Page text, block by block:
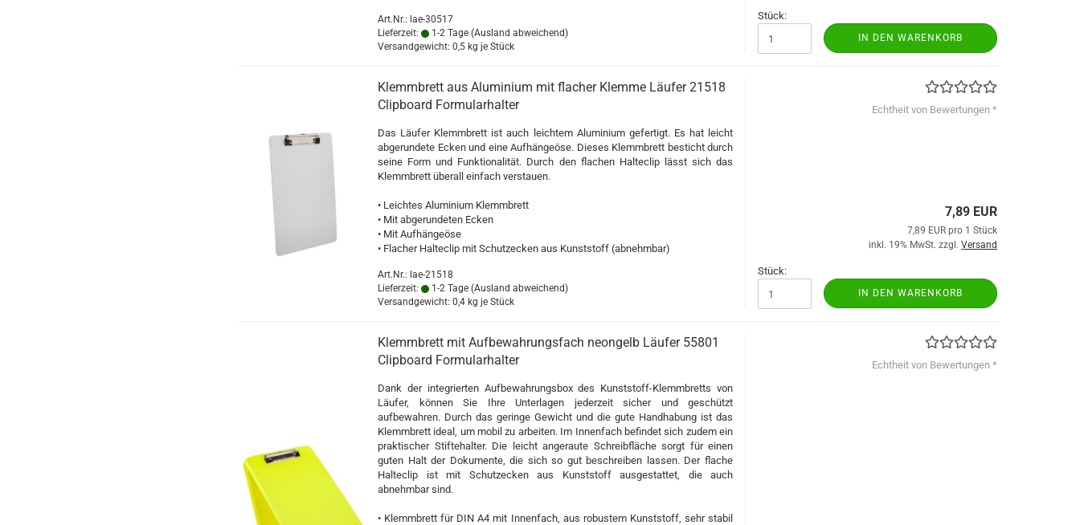
Art.Nr.: lae-30517
Lieferzeit:
1-2 Tage (Ausland abweichend)
Versandgewicht: 0,5 kg je Stück
Stück:
IN DEN WARENKORB
Klemmbrett aus Aluminium mit flacher Klemme Läufer 21518
Clipboard Formularhalter
Das Läufer Klemmbrett ist auch leichtem Aluminium gefertigt. Es hat leicht
abgerundete Ecken und eine Aufhängeöse. Dieses Klemmbrett besticht durch
seine Form und Funktionalität. Durch den flachen Halteclip lässt sich das
Klemmbrett überall einfach verstauen.
• Leichtes Aluminium Klemmbrett
• Mit abgerundeten Ecken
• Mit Aufhängeöse
• Flacher Halteclip mit Schutzecken aus Kunststoff (abnehmbar)
Art.Nr.: lae-21518
Lieferzeit:
1-2 Tage (Ausland abweichend)
Versandgewicht: 0,4 kg je Stück
Echtheit von Bewertungen *
7,89 EUR
7,89 EUR pro 1 Stück
inkl. 19% MwSt. zzgl. Versand
Stück:
IN DEN WARENKORB
Klemmbrett mit Aufbewahrungsfach neongelb Läufer 55801
Clipboard Formularhalter
Dank der integrierten Aufbewahrungsbox des Kunststoff-Klemmbretts von
Läufer, können Sie Ihre Unterlagen jederzeit sicher und geschützt
aufbewahren. Durch das geringe Gewicht und die gute Handhabung ist das
Klemmbrett ideal, um mobil zu arbeiten. Im Innenfach befindet sich zudem ein
praktischer Stiftehalter. Die leicht angeraute Schreibfläche sorgt für einen
guten Halt der Dokumente, die sich so gut beschreiben lassen. Der flache
Halteclip ist mit Schutzecken aus Kunststoff ausgestattet, die auch
abnehmbar sind.
• Klemmbrett für DIN A4 mit Innenfach, aus robustem Kunststoff, sehr stabil
Echtheit von Bewertungen *